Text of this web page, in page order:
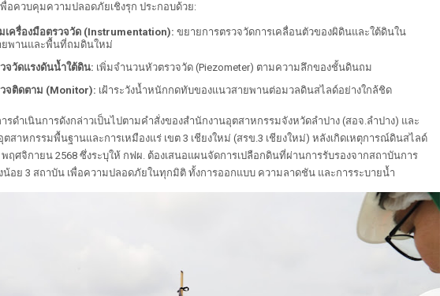
พื่อควบคุมความปลอดภัยเชิงรุก ประกอบด้วย:
เครื่องมือตรวจวัด (Instrumentation): ขยายการตรวจวัดการเคลื่อนตัวของผิดินและใต้ดินใน
ยพานและพื้นที่ถมดินใหม่
จวัดแรงดันน้ำใต้ดิน: เพิ่มจำนวนหัวตรวจวัด (Piezometer) ตามความลึกของชั้นดินถม
จติดตาม (Monitor): เฝ้าระวังน้ำหนักกดทับของแนวสายพานต่อมวลดินสไลด์อย่างใกล้ชิด
รดำเนินการดังกล่าวเป็นไปตามคำสั่งของสำนักงานอุตสาหกรรมจังหวัดลำปาง (สอจ.ลำปาง) และ
ตสาหกรรมพื้นฐานและการเหมืองแร่ เขต 3 เชียงใหม่ (สรข.3 เชียงใหม่) หลังเกิดเหตุการณ์ดินสไลด์
พฤศจิกายน 2568 ซึ่งระบุให้ กฟผ. ต้องเสนอแผนจัดการเปลือกดินที่ผ่านการรับรองจากสถาบันการ
น้อย 3 สถาบัน เพื่อความปลอดภัยในทุกมิติ ทั้งการออกแบบ ความลาดชัน และการระบายน้ำ